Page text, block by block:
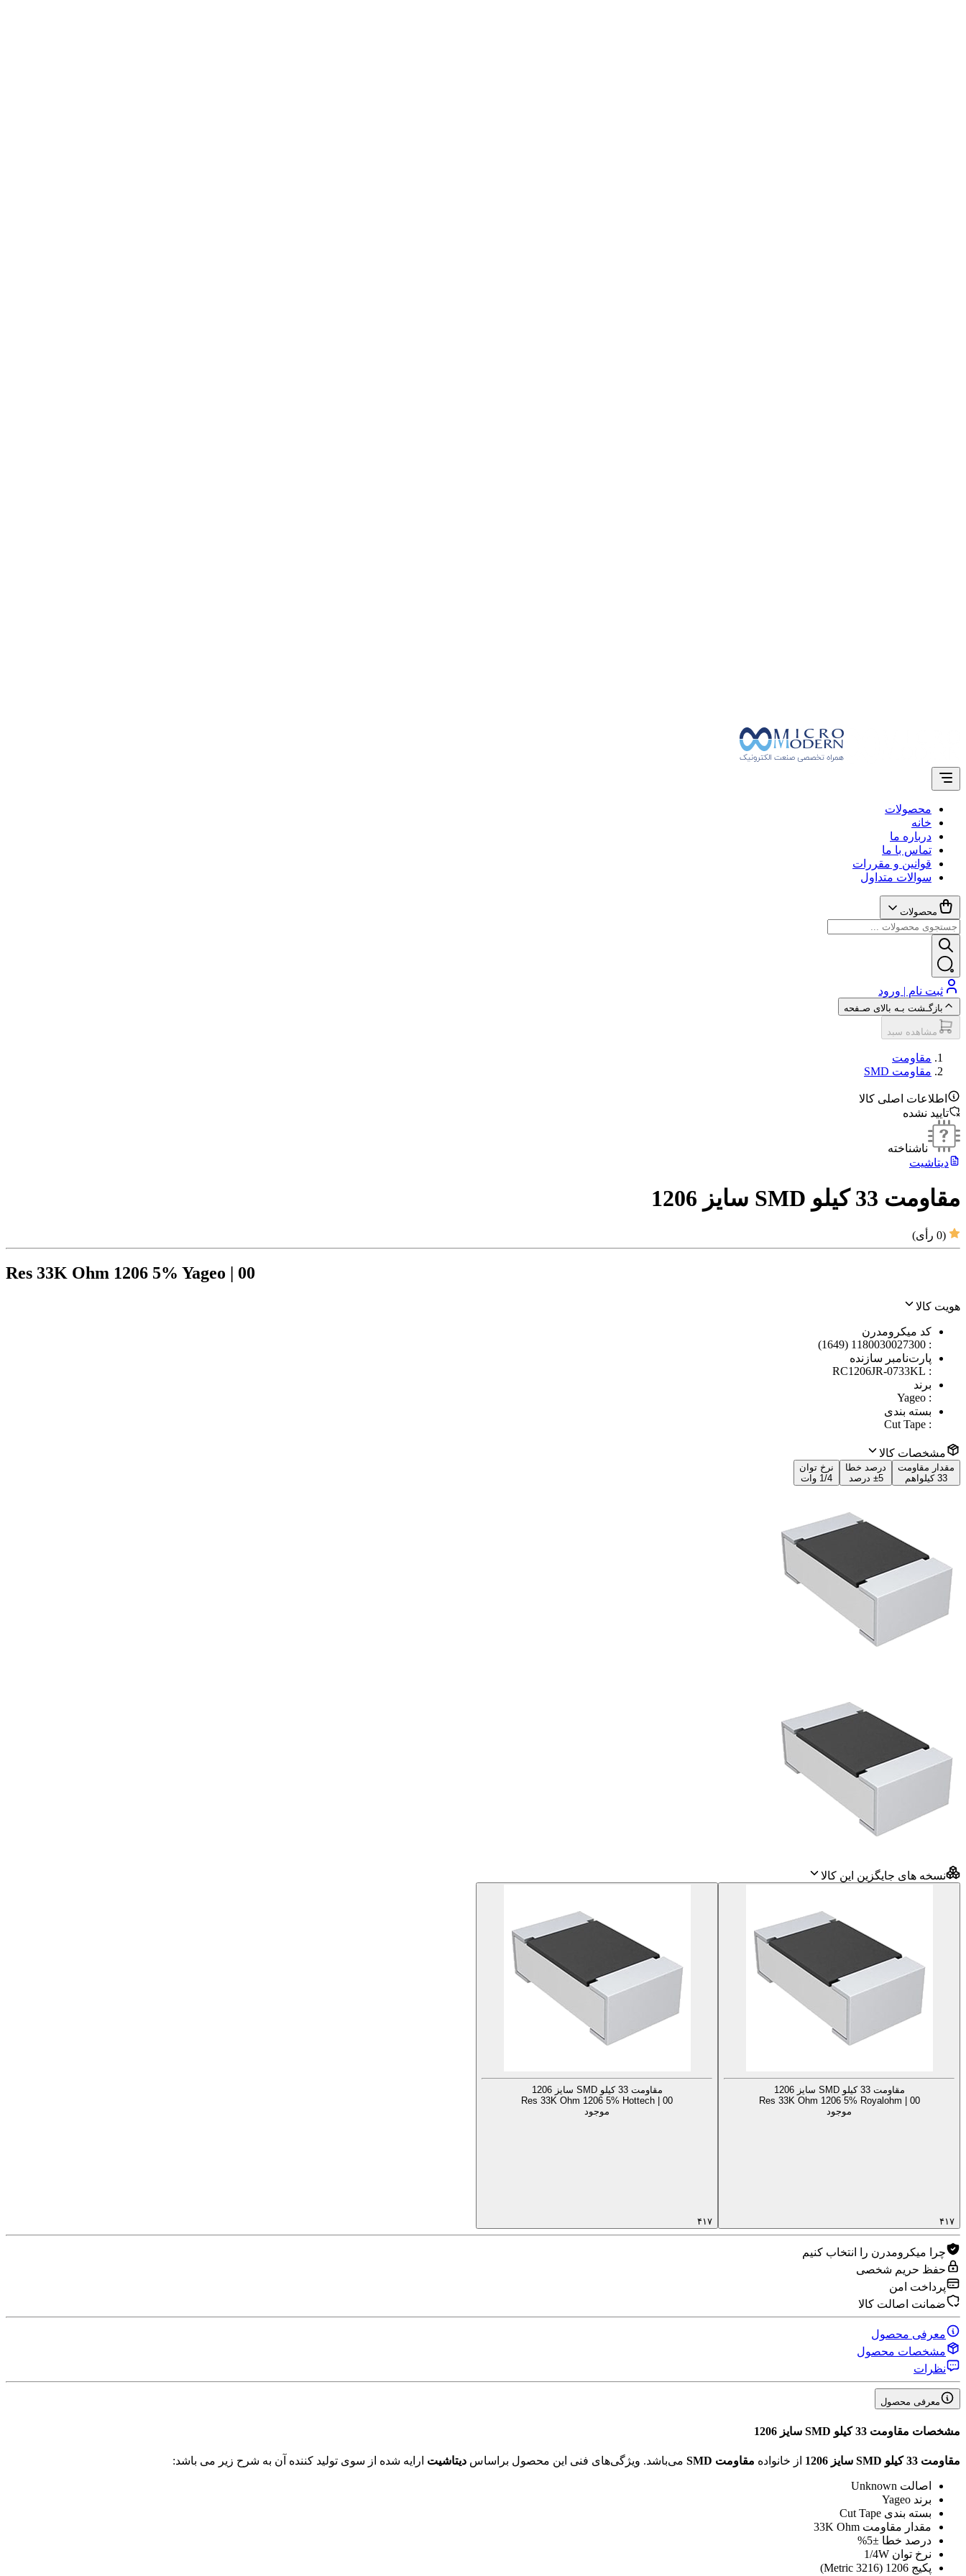
محصولات
خانه
درباره ما
تماس با ما
قوانین و مقررات
سوالات متداول
محصولات
ثبت نام | ورود
بازگـشت بـه بالای صـفحه
مشاهده سبد
مقاومت‌
مقاومت SMD
اطلاعات اصلی کالا
تایید نشده
ناشناخته
دیتاشیت
مقاومت 33 کیلو SMD سایز 1206
(
0 رأی)
Res 33K Ohm 1206 5% Yageo | 00
هویت کالا
کد میکرومدرن
:
1180030027300 (1649)
پارت‌نامبر سازنده
:
RC1206JR-0733KL
برند
:
Yageo
بسته بندی
:
Cut Tape
مشخصات کالا
مقدار مقاومت
33 کیلواهم
درصد خطا
±5 درصد
نرخ توان
1/4 وات
نسخه های جایگزین این کالا
مقاومت 33 کیلو SMD سایز 1206
Res 33K Ohm 1206 5% Royalohm | 00
موجود
۴۱۷
مقاومت 33 کیلو SMD سایز 1206
Res 33K Ohm 1206 5% Hottech | 00
موجود
۴۱۷
چرا میکرومدرن را انتخاب کنیم
حفظ حریم شخصی
پرداخت امن
ضمانت اصالت کالا
معرفی محصول
مشخصات محصول
نظرات
معرفی محصول
مشخصات مقاومت 33 کیلو SMD سایز 1206
مقاومت 33 کیلو SMD سایز 1206 از خانواده مقاومت SMD می‌باشد. ویژگی‌های فنی این محصول براساس دیتاشیت ارایه شده از سوی تولید کننده آن به شرح زیر می باشد:
اصالت Unknown
برند Yageo
بسته بندی Cut Tape
مقدار مقاومت 33K Ohm
درصد خطا ±5%
نرخ توان 1/4W
پکیج 1206 (3216 Metric)